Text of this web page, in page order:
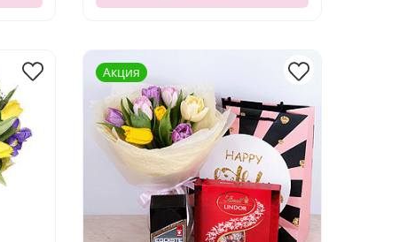
Акция